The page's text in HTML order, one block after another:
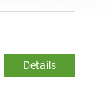
Details